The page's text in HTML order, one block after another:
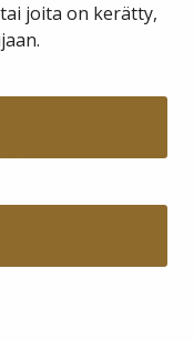
joita on kerätty,
7